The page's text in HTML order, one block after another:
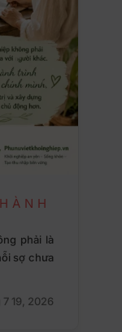
phải là
sợ chưa
7 19, 2026